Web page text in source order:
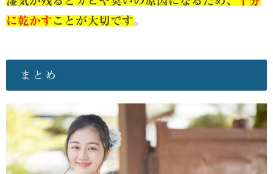
に乾かす ことが大切です。
まとめ